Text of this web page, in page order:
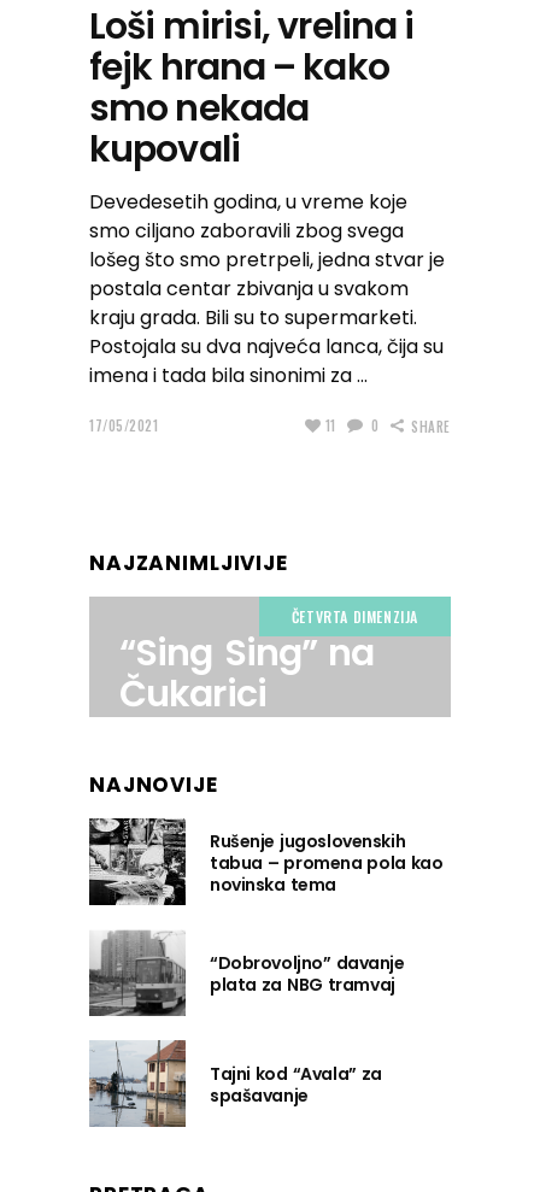
Loši mirisi, vrelina i
fejk hrana – kako
smo nekada
kupovali
Devedesetih godina, u vreme koje
smo ciljano zaboravili zbog svega
lošeg što smo pretrpeli, jedna stvar je
postala centar zbivanja u svakom
kraju grada. Bili su to supermarketi.
Postojala su dva najveća lanca, čija su
imena i tada bila sinonimi za
17/05/2021 11 0 SHARE
NAJZANIMLJIVIJE
ČETVRTA DIMENZIJA
“Sing Sing” na
Čukarici
NAJNOVIJE
Rušenje jugoslovenskih
tabua – promena pola kao
novinska tema
“Dobrovoljno” davanje
plata za NBG tramvaj
Tajni kod “Avala” za
spašavanje